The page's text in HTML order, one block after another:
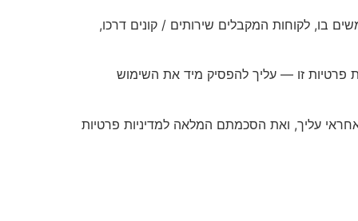
בו, לקוחות המקבלים שירותים / קונים דרכו,
פרטיות זו — עליך להפסיק מיד את השימוש
אחר האחראי עליך, ואת הסכמתם המלאה למדיניות פרטיות